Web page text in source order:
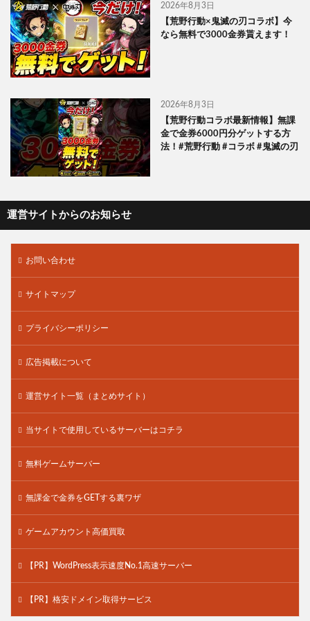
2026年8月3日
【荒野行動×鬼滅の刃コラボ】今
なら無料で3000金券貰えます！
2026年8月3日
【荒野行動コラボ最新情報】無課
金で金券6000円分ゲットする方
法！#荒野行動 #コラボ #鬼滅の刃
運営サイトからのお知らせ
お問い合わせ
サイトマップ
プライバシーポリシー
広告掲載について
運営サイト一覧（まとめサイト）
当サイトで使用しているサーバーはコチラ
無料ゲームサーバー
無課金で金券をGETする裏ワザ
ゲームアカウント高価買取
【PR】WordPress表示速度No.1高速サーバー
【PR】格安ドメイン取得サービス